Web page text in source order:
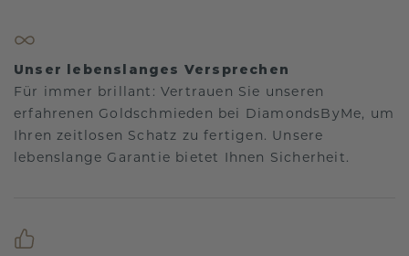
Unser lebenslanges Versprechen
Für immer brillant: Vertrauen Sie unseren
erfahrenen Goldschmieden bei DiamondsByMe, um
Ihren zeitlosen Schatz zu fertigen. Unsere
lebenslange Garantie bietet Ihnen Sicherheit.